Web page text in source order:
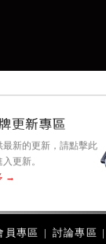
最新的更新，請點擊此
入更新。
→
員專區 | 討論專區